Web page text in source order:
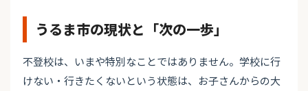
うるま市の現状と「次の一歩」
不登校は、いまや特別なことではありません。学校に行
けない・行きたくないという状態は、お子さんからの大